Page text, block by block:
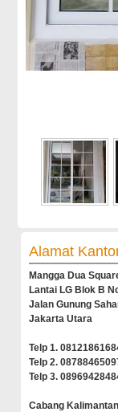
Alamat
Mangga Dua
Lantai LG Blok B
Jalan Gunung
Jakarta Utara
Telp 1.
Telp 2.
Telp 3.
Cabang